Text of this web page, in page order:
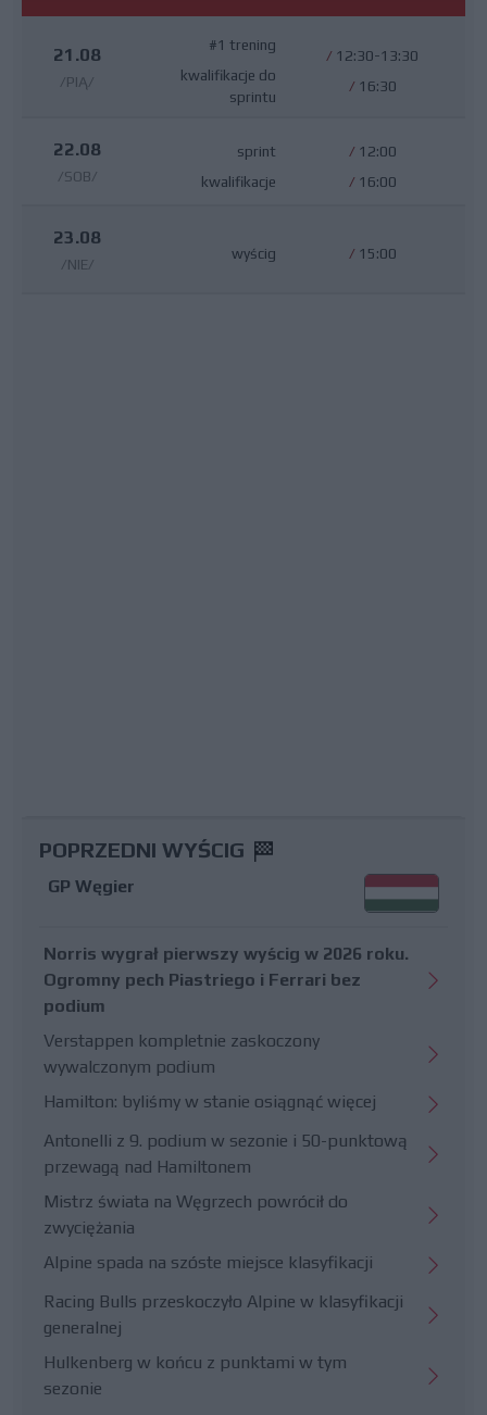
21.08
/PIĄ/
#1 trening
kwalifikacje do
sprintu
/ 12:30-13:30
/ 16:30
22.08
/SOB/
sprint
kwalifikacje
/ 12:00
/ 16:00
23.08
/NIE/
wyścig / 15:00
POPRZEDNI WYŚCIG
GP Węgier
Norris wygrał pierwszy wyścig w 2026 roku.
Ogromny pech Piastriego i Ferrari bez
podium
Verstappen kompletnie zaskoczony
wywalczonym podium
Hamilton: byliśmy w stanie osiągnąć więcej
Antonelli z 9. podium w sezonie i 50-punktową
przewagą nad Hamiltonem
Mistrz świata na Węgrzech powrócił do
zwyciężania
Alpine spada na szóste miejsce klasyfikacji
Racing Bulls przeskoczyło Alpine w klasyfikacji
generalnej
Hulkenberg w końcu z punktami w tym
sezonie